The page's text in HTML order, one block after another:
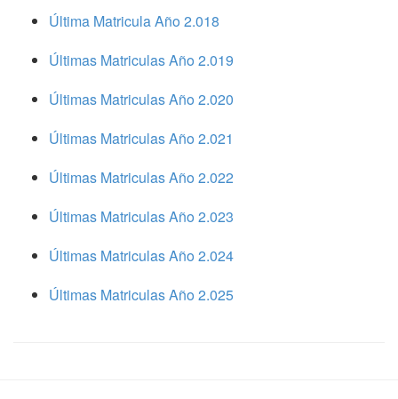
Última Matricula Año 2.018
Últimas Matriculas Año 2.019
Últimas Matriculas Año 2.020
Últimas Matriculas Año 2.021
Últimas Matriculas Año 2.022
Últimas Matriculas Año 2.023
Últimas Matriculas Año 2.024
Últimas Matriculas Año 2.025